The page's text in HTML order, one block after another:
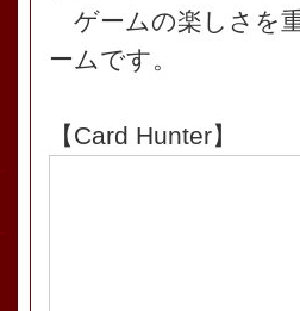
ゲームの楽しさを
ームです。
【Card Hunter】